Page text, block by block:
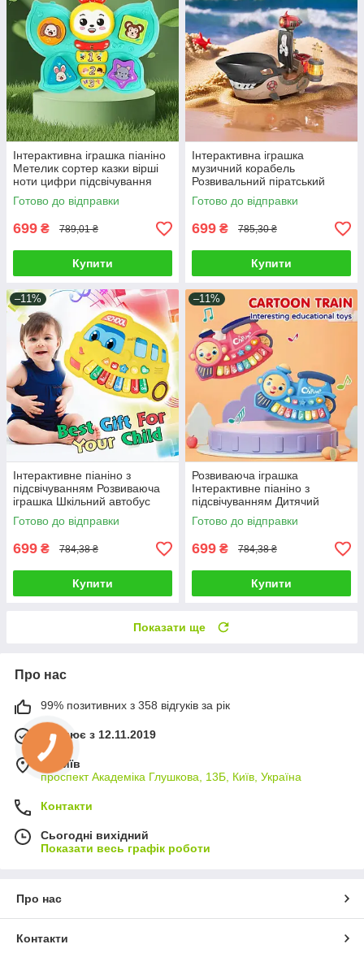
Інтерактивна іграшка піаніно
Метелик сортер казки вірші
ноти цифри підсвічування
озвучування українською
мовою
Готово до відправки
699 ₴ 789,01 ₴
Купити
Інтерактивна іграшка
музичний корабель
Розвивальний піратський
корабель-акула для дітей
Морська іграшка Акула
Готово до відправки
699 ₴ 785,30 ₴
Купити
–11%
Інтерактивне піаніно з
підсвічуванням Розвиваюча
іграшка Шкільний автобус
Дитячий музичний інструмент
цифри
Готово до відправки
699 ₴ 784,38 ₴
Купити
–11%
Розвиваюча іграшка
Інтерактивне піаніно з
підсвічуванням Дитячий
музичний інструмент
Паровозик м'які клавіші
Готово до відправки
699 ₴ 784,38 ₴
Купити
Показати ще
Про нас
99% позитивних з 358 відгуків за рік
Працює з 12.11.2019
м. Київ
проспект Академіка Глушкова, 13Б, Київ, Україна
Контакти
Сьогодні вихідний
Показати весь графік роботи
Про нас
Контакти